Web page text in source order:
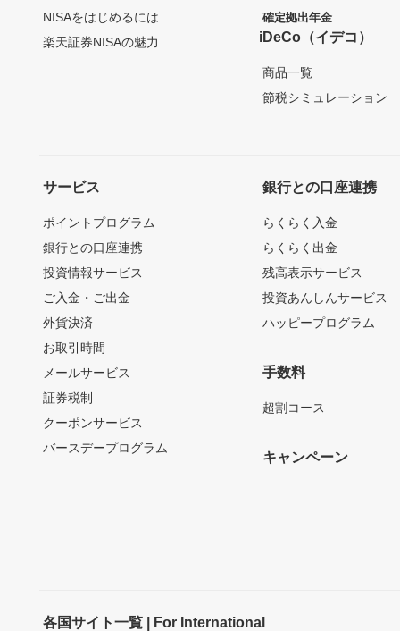
NISAをはじめるには
楽天証券NISAの魅力
確定拠出年金
iDeCo（イデコ）
商品一覧
節税シミュレーション
サービス
ポイントプログラム
銀行との口座連携
投資情報サービス
ご入金・ご出金
外貨決済
お取引時間
メールサービス
証券税制
クーポンサービス
バースデープログラム
銀行との口座連携
らくらく入金
らくらく出金
残高表示サービス
投資あんしんサービス
ハッピープログラム
手数料
超割コース
キャンペーン
各国サイト一覧 | For International